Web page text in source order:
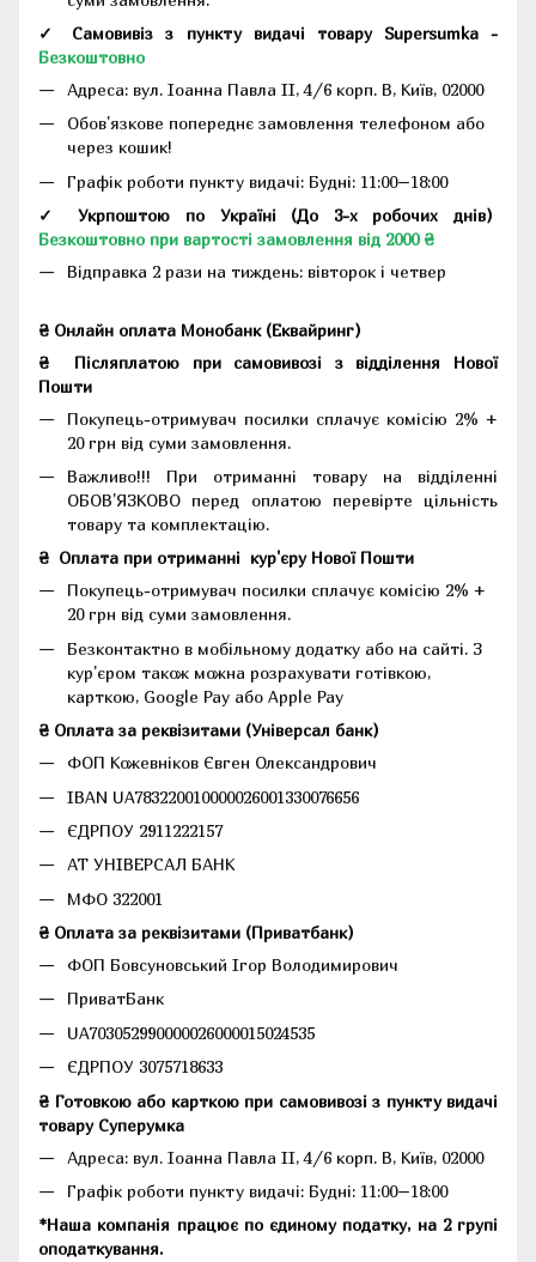
✓ Самовивіз з пункту видачі товару Supersumka -
Безкоштовно
Адреса: вул. Іоанна Павла II, 4/6 корп. В, Київ, 02000
Обов'язкове попереднє замовлення телефоном або
через кошик!
Графік роботи пункту видачі: Будні: 11:00–18:00
✓ Укрпоштою по Україні (До 3-х робочих днів)
Безкоштовно при вартості замовлення від 2000 ₴
Відправка 2 рази на тиждень: вівторок і четвер
₴ Онлайн оплата Монобанк (Еквайринг)
₴
Післяплатою при самовивозі з відділення Нової
Пошти
Покупець-отримувач посилки сплачує комісію 2% +
20 грн від суми замовлення.
Важливо!!! При отриманні товару на відділенні
ОБОВ'ЯЗКОВО перед оплатою перевірте цільність
товару та комплектацію.
₴ Оплата при отриманні кур'єру Нової Пошти
Покупець-отримувач посилки сплачує комісію 2% +
20 грн від суми замовлення.
Безконтактно в мобільному додатку або на сайті. З
кур'єром також можна розрахувати готівкою,
карткою, Google Pay або Apple Pay
₴ Оплата за реквізитами (Універсал банк)
ФОП Кожевніков Євген Олександрович
IBAN UA783220010000026001330076656
ЄДРПОУ 2911222157
АТ УНІВЕРСАЛ БАНК
МФО 322001
₴ Оплата за реквізитами (Приватбанк)
ФОП Бовсуновський Ігор Володимирович
ПриватБанк
UA703052990000026000015024535
ЄДРПОУ 3075718633
₴ Готовкою або карткою при самовивозі з пункту видачі
товару Суперумка
Адреса: вул. Іоанна Павла II, 4/6 корп. В, Київ, 02000
Графік роботи пункту видачі: Будні: 11:00–18:00
*Наша компанія працює по єдиному податку, на 2 групі
оподаткування.